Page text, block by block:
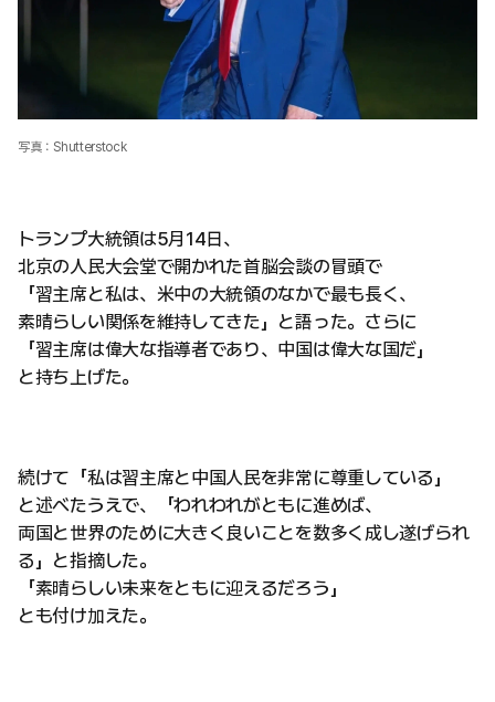
写真：Shutterstock
トランプ大統領は5月14日、
北京の人民大会堂で開かれた首脳会談の冒頭で
「習主席と私は、米中の大統領のなかで最も長く、
素晴らしい関係を維持してきた」と語った。さらに
「習主席は偉大な指導者であり、中国は偉大な国だ」
と持ち上げた。
続けて「私は習主席と中国人民を非常に尊重している」
と述べたうえで、「われわれがともに進めば、
両国と世界のために大きく良いことを数多く成し遂げられ
る」と指摘した。
「素晴らしい未来をともに迎えるだろう」
とも付け加えた。